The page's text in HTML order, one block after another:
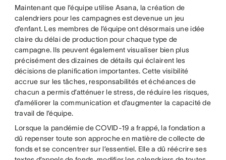
Maintenant que l’équipe utilise Asana, la création de
calendriers pour les campagnes est devenue un jeu
d’enfant. Les membres de l’équipe ont désormais une idée
claire du délai de production pour chaque type de
campagne. Ils peuvent également visualiser bien plus
précisément des dizaines de détails qui éclairent les
décisions de planification importantes. Cette visibilité
accrue sur les tâches, responsabilités et échéances de
chacun a permis d’atténuer le stress, de réduire les risques,
d’améliorer la communication et d’augmenter la capacité de
travail de l’équipe.
Lorsque la pandémie de COVID-19 a frappé, la fondation a
dû repenser toute son approche en matière de collecte de
fonds et se concentrer sur l’essentiel. Elle a dû réécrire ses